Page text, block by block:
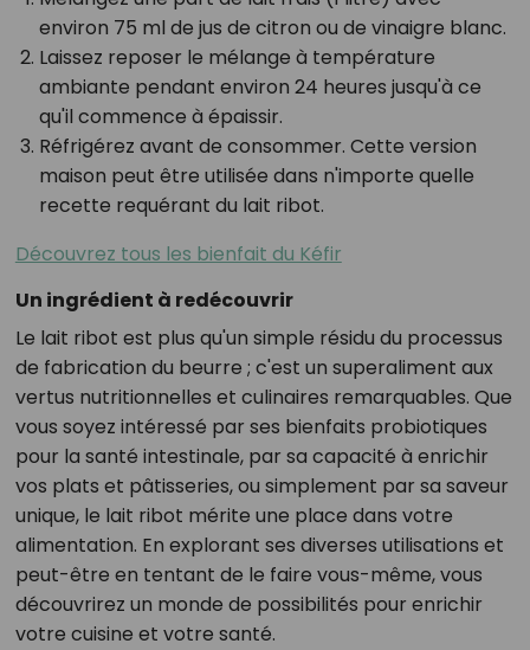
environ 75 ml de jus de citron ou de vinaigre blanc.
Laissez reposer le mélange à température
ambiante pendant environ 24 heures jusqu'à ce
qu'il commence à épaissir.
Réfrigérez avant de consommer. Cette version
maison peut être utilisée dans n'importe quelle
recette requérant du lait ribot.
Découvrez tous les bienfait du Kéfir
Un ingrédient à redécouvrir
Le lait ribot est plus qu'un simple résidu du processus
de fabrication du beurre ; c'est un superaliment aux
vertus nutritionnelles et culinaires remarquables. Que
vous soyez intéressé par ses bienfaits probiotiques
pour la santé intestinale, par sa capacité à enrichir
vos plats et pâtisseries, ou simplement par sa saveur
unique, le lait ribot mérite une place dans votre
alimentation. En explorant ses diverses utilisations et
peut-être en tentant de le faire vous-même, vous
découvrirez un monde de possibilités pour enrichir
votre cuisine et votre santé.